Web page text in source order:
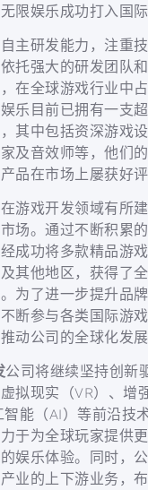
限娱乐成功打入国际
主研发能力，注重
托强大的研发团队
在全球游戏行业中
乐目前已拥有一支
其中包括资深游戏设
及音效师等，他们
品在市场上屡获好评
游戏开发领域有所
场。通过不断积累
成功将多款精品游
其他地区，获得了
为了进一步提升品
断参与各类国际游戏
动公司的全球化发展
公司将继续坚持创新
拟现实（VR）、增
智能（AI）等前沿技
于为全球玩家提供
娱乐体验。同时，
业的上下游业务，